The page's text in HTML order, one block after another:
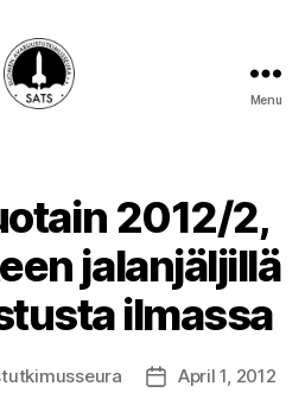
Menu
2012/2,
jalanjäljillä
ilmassa
PostApril 1, 2012